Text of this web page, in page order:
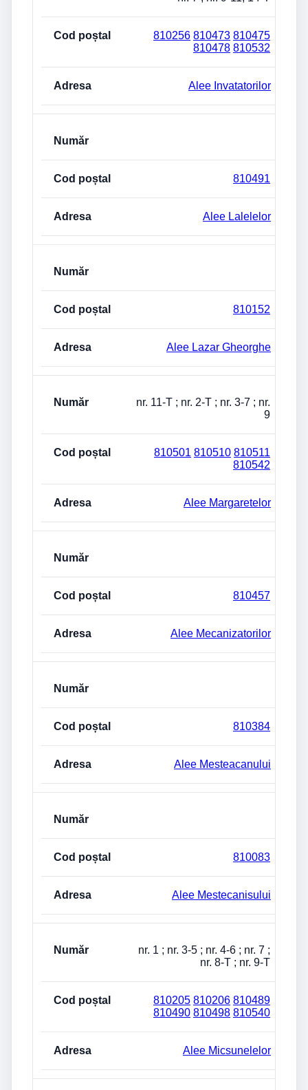
810256 810473 810475
810478 810532
Alee Invatatorilor
810491
Alee Lalelelor
810152
Alee Lazar Gheorghe
nr. 11-T ; nr. 2-T ; nr. 3-7 ; nr.
9
810501 810510 810511
810542
Alee Margaretelor
810457
Alee Mecanizatorilor
810384
Alee Mesteacanului
810083
Alee Mestecanisului
nr. 1 ; nr. 3-5 ; nr. 4-6 ; nr. 7 ;
nr. 8-T ; nr. 9-T
810205 810206 810489
810490 810498 810540
Alee Micsunelelor